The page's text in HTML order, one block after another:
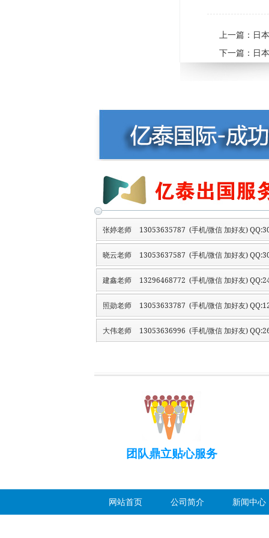
上一篇： 日
下一篇： 日
张婷老师 13053635787 (手机/微信 加好友)
晓云老师 13053637587 (手机/微信 加好友)
建鑫老师 13296468772 (手机/微信 加好友)
照勋老师 13053633787 (手机/微信 加好友)
大伟老师 13053636996 (手机/微信 加好友)
团队鼎立贴心服务
网站首页 公司简介 新闻中心